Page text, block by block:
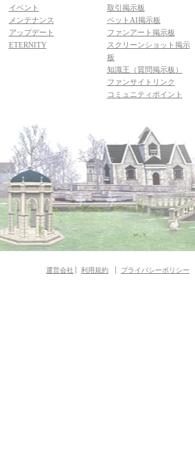
イベント
メンテナンス
アップデート
ETERNITY
取引掲示板
ペットAI掲示板
ファンアート掲示板
スクリーンショット掲示
板
知識王（質問掲示板）
ファンサイトリンク
コミュニティポイント
運営会社 利用規約 プライバシーポリシー